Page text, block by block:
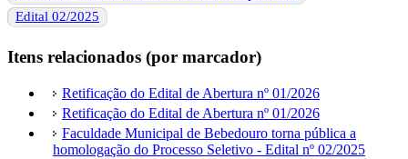
Edital 02/2025
Itens relacionados (por marcador)
Retificação do Edital de Abertura nº 01/2026
Retificação do Edital de Abertura nº 01/2026
Faculdade Municipal de Bebedouro torna pública a
homologação do Processo Seletivo - Edital nº 02/2025